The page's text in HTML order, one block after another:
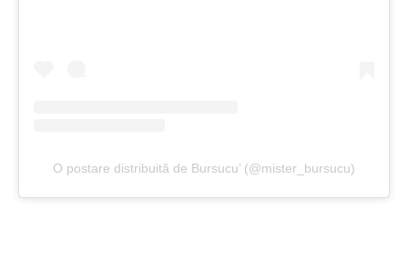
O postare distribuită de Bursucu’ (@mister_bursucu)